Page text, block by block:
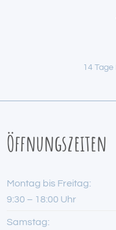
14
Öffnungszeiten
Montag bis Freitag:
9:30 – 18:00 Uhr
Samstag: